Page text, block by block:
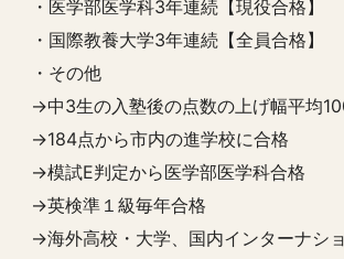
・医学部医学科3年連続【現役合格】
・国際教養大学3年連続【全員合格】
・その他
→中3生の入塾後の点数の上げ幅平均
→184点から市内の進学校に合格
→模試E判定から医学部医学科合格
→英検準１級毎年合格
→海外高校・大学、国内インターナシ